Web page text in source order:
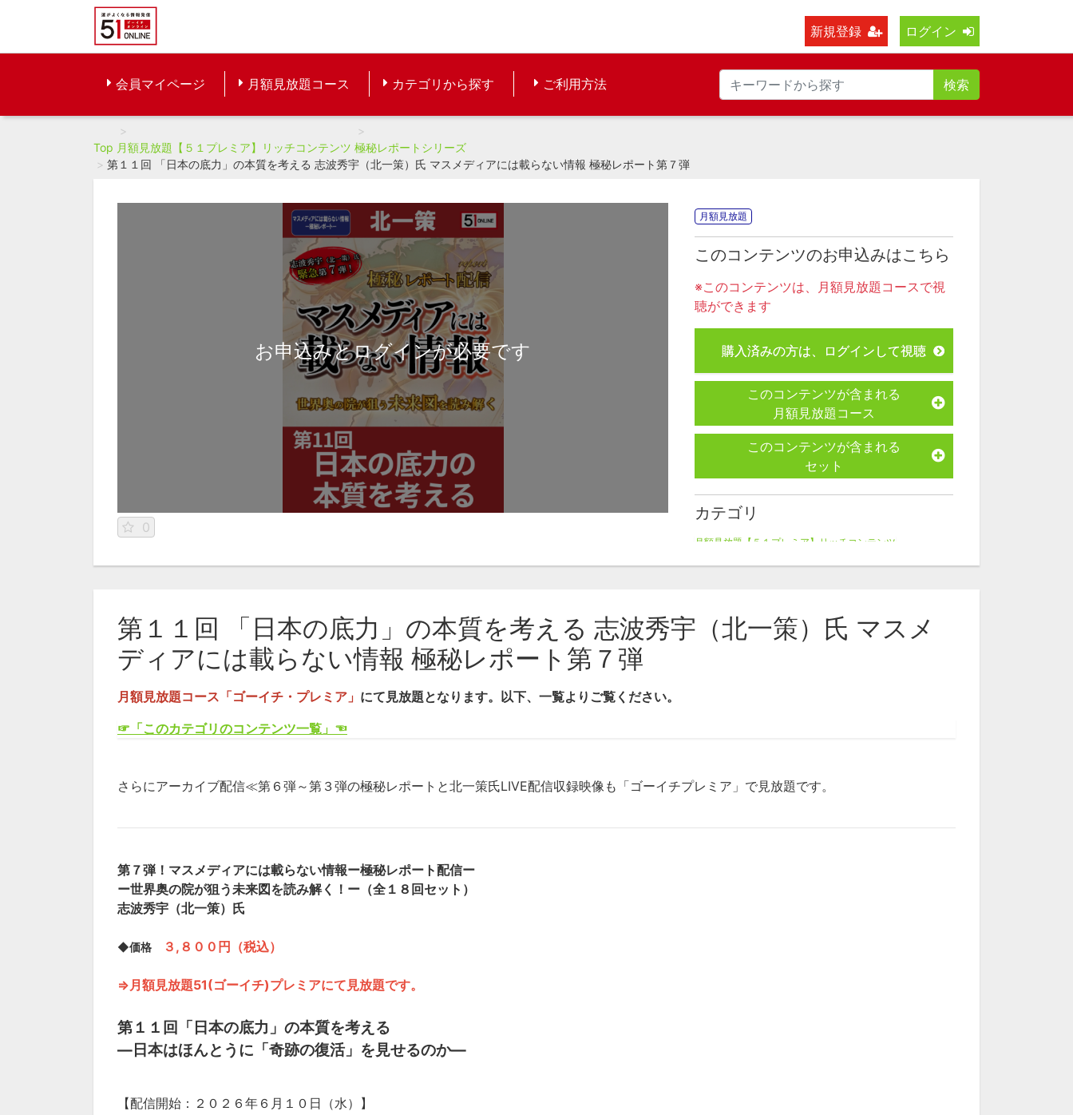
新規登録 ログイン
会員マイページ 月額見放題コース カテゴリから探す ご利用方法 検索
Top 月額見放題【５１プレミア】リッチコンテンツ 極秘レポートシリーズ
第１１回 「日本の底力」の本質を考える 志波秀宇（北一策）氏 マスメディアには載らない情報 極秘レポート第７弾
お申込みとログインが必要です
0
月額見放題
このコンテンツのお申込みはこちら
※このコンテンツは、月額見放題コースで視
聴ができます
購入済みの方は、ログインして視聴
このコンテンツが含まれる
月額見放題コース
このコンテンツが含まれる
セット
カテゴリ
月額見放題【５１プレミア】リッチコンテンツ
レポート配信
北一策
第１１回 「日本の底力」の本質を考える 志波秀宇（北一策）氏 マスメ
ディアには載らない情報 極秘レポート第７弾
月額見放題コース「ゴーイチ・プレミア」 にて見放題となります。以下、一覧よりご覧ください。
☞「このカテゴリのコンテンツ一覧」☜
さらにアーカイブ配信≪第６弾～第３弾の極秘レポートと北一策氏LIVE配信収録映像も「ゴーイチプレミア」で見放題です。
第７弾！マスメディアには載らない情報ー極秘レポート配信ー
ー世界奥の院が狙う未来図を読み解く！ー （全１８回セット）
志波秀宇（北一策） 氏
◆価格 ３,８００円（税込）
⇒月額見放題51(ゴーイチ)プレミアにて見放題です。
第１１回
「日本の底力」の本質を考える
―日本はほんとうに「奇跡の復活」を見せるのか―
【配信開始：２０２６年６月１０日（水）】